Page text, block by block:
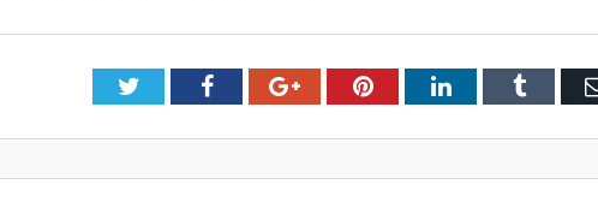
TwitterFacebookGoogle+PinterestLinkedInTumblr